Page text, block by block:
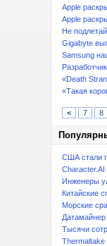
Apple
Apple
Не
Gigabyte
Samsung
«Death
«Такая
< 7 8
США стали
Character.AI
Инженеры
Китайские
Морские
Датамайнер
Тысячи
Thermaltake